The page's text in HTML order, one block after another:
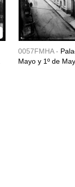
0057FMHA -
Mayo y 1º de